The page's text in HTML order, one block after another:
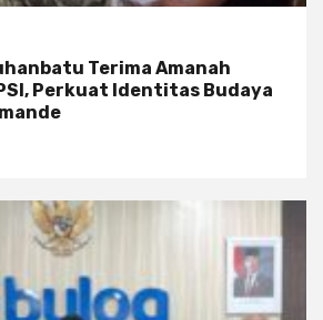
Terima Amanah
Perkuat Identitas Budaya